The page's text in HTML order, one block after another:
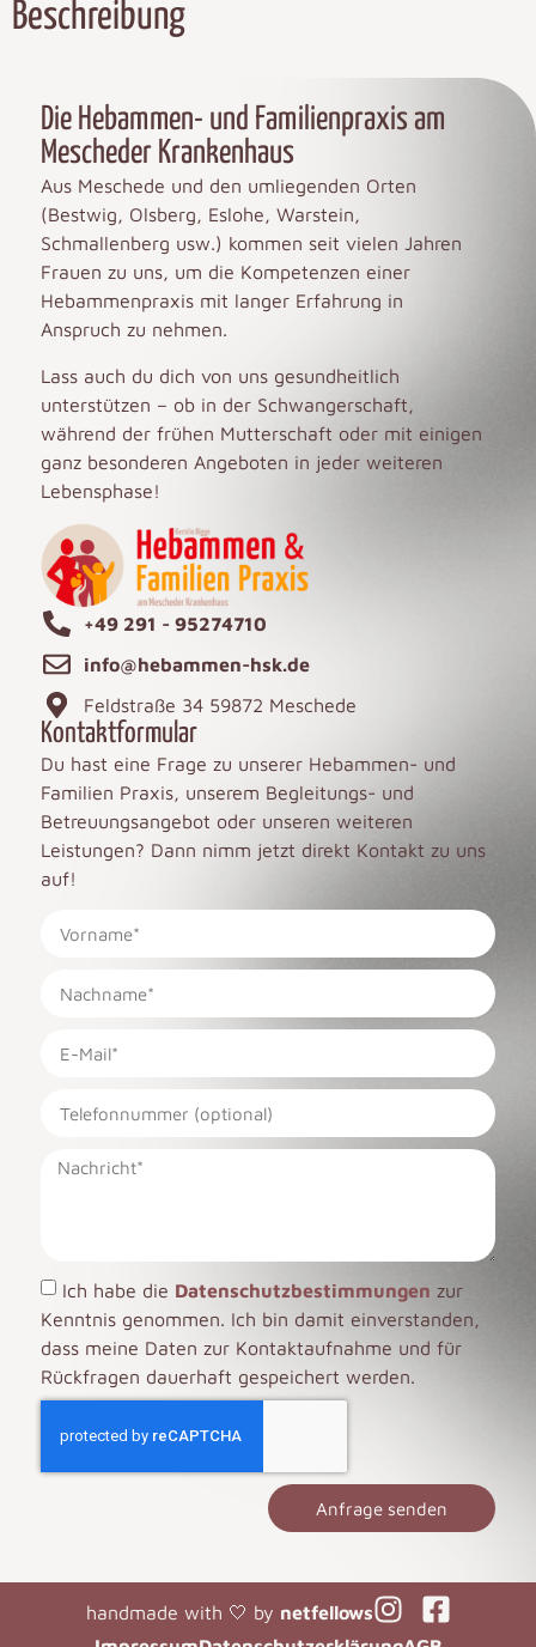
Beschreibung
Die Hebammen- und Familienpraxis am
Mescheder Krankenhaus
Aus Meschede und den umliegenden Orten
(Bestwig, Olsberg, Eslohe, Warstein,
Schmallenberg usw.) kommen seit vielen Jahren
Frauen zu uns, um die Kompetenzen einer
Hebammenpraxis mit langer Erfahrung in
Anspruch zu nehmen.
Lass auch du dich von uns gesundheitlich
unterstützen – ob in der Schwangerschaft,
während der frühen Mutterschaft oder mit einigen
ganz besonderen Angeboten in jeder weiteren
Lebensphase!
+49 291 - 95274710
info@hebammen-hsk.de
Feldstraße 34 59872 Meschede
Kontaktformular
Du hast eine Frage zu unserer Hebammen- und
Familien Praxis, unserem Begleitungs- und
Betreuungsangebot oder unseren weiteren
Leistungen? Dann nimm jetzt direkt Kontakt zu uns
auf!
Ich habe die Datenschutzbestimmungen zur
Kenntnis genommen. Ich bin damit einverstanden,
dass meine Daten zur Kontaktaufnahme und für
Rückfragen dauerhaft gespeichert werden.
Anfrage senden
handmade with 🤍 by netfellows